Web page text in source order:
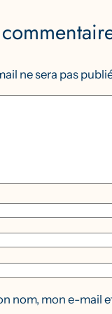
ne sera pas
nom, mon e-mail